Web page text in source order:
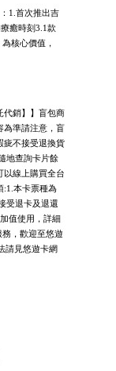
1.首次推出吉
癒時刻3.1款
核心價值，
代銷】】盲包商
為準請注意，盲
疵不接受退換貨
地查詢卡片餘
以線上購買全台
:1.本卡票種為
受退卡及退還
值使用，詳細
，歡迎至悠遊
請見悠遊卡網